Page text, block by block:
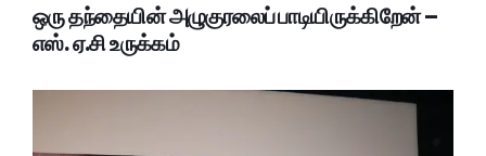
ஒரு தந்தையின் அழுகுரலைப் பாடியிருக்கிறேன் –
எஸ். ஏ.சி உருக்கம்